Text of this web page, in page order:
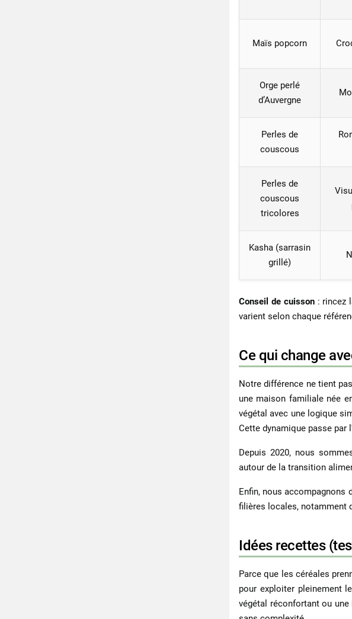
Maïs popcorn
Orge perlé
d’Auvergne
Perles de
couscous
Perles de
couscous
tricolores
Kasha (sarrasin
grillé)
Conseil de cuisson: rincez
varient selon chaque
Ce qui change
Notre différence ne tient
une maison familiale née
végétal avec une logique
Cette dynamique passe par
Depuis 2020, nous
autour de la transition
Enfin, nous accompagnons
filières locales, notamment
Idées recettes
Parce que lescéréales
pour exploiter pleinement
végétal réconfortant ou